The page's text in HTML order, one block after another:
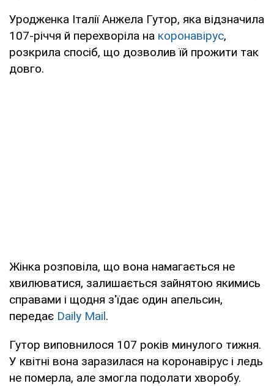
Уродженка Італії Анжела Гутор, яка відзначила
107-річчя й перехворіла на коронавірус,
розкрила спосіб, що дозволив їй прожити так
довго.
Жінка розповіла, що вона намагається не
хвилюватися, залишається зайнятою якимись
справами і щодня з'їдає один апельсин,
передає Daily Mail.
Гутор виповнилося 107 років минулого тижня.
У квітні вона заразилася на коронавірус і ледь
не померла, але змогла подолати хворобу.